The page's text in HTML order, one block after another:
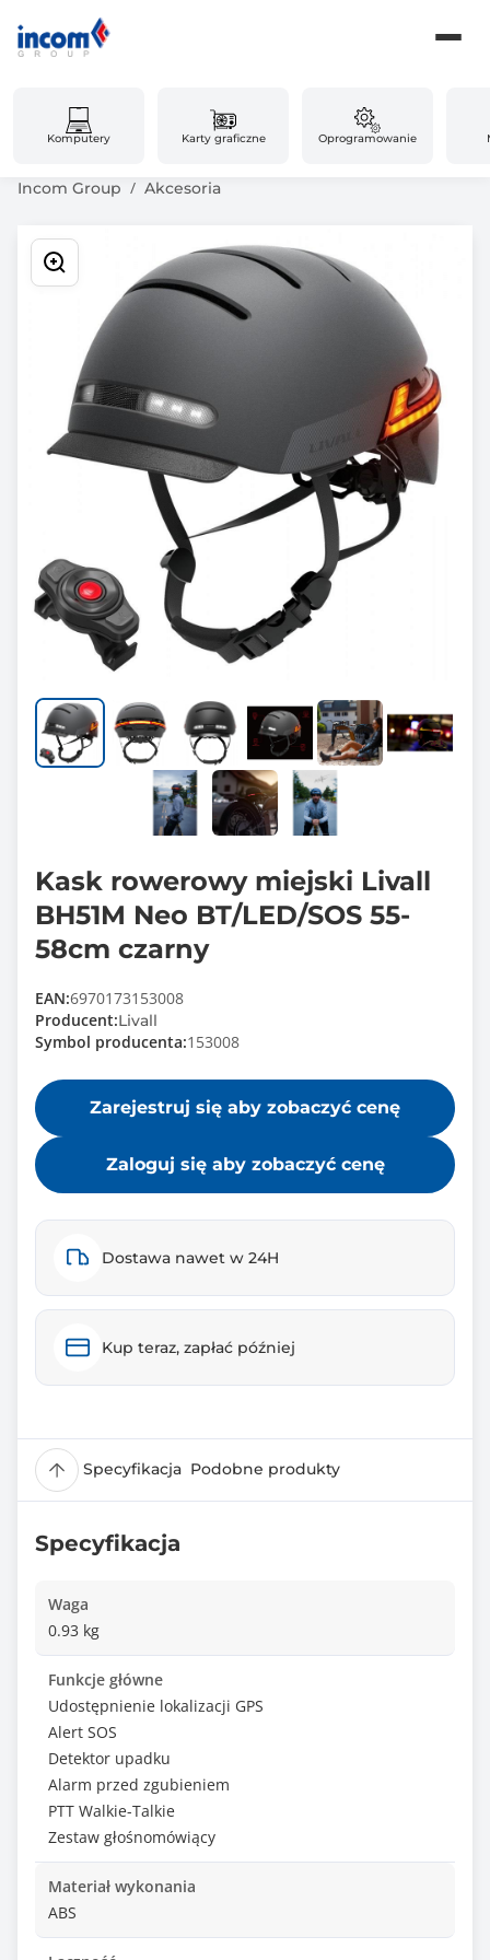
Komputery Karty graficzne Oprogramowanie
Incom Group Akcesoria
Kask rowerowy miejski Livall
BH51M Neo BT/LED/SOS 55-
58cm czarny
EAN:6970173153008
Producent:Livall
Symbol producenta:153008
Zarejestruj się aby zobaczyć cenę
Zaloguj się aby zobaczyć cenę
Dostawa nawet w 24H
Kup teraz, zapłać później
Specyfikacja Podobne produkty
Specyfikacja
Waga
0.93 kg
Funkcje główne
Udostępnienie lokalizacji GPS
Alert SOS
Detektor upadku
Alarm przed zgubieniem
PTT Walkie-Talkie
Zestaw głośnomówiący
Materiał wykonania
ABS